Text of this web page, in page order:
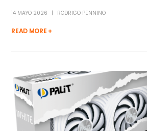
14 MAYO 2026 RODRIGO PENNINO
READ MORE +